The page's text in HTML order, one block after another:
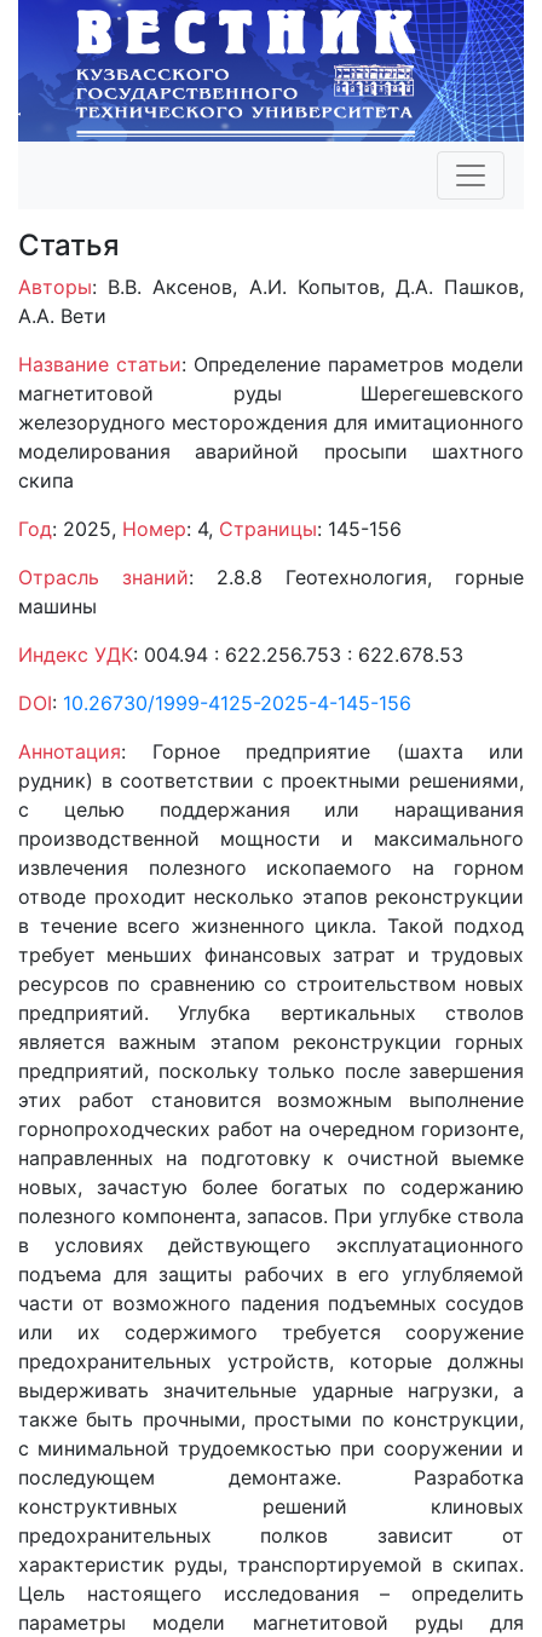
Статья
Авторы: В.В. Аксенов, А.И. Копытов, Д.А. Пашков,
А.А. Вети
Название статьи: Определение параметров модели
магнетитовой руды Шерегешевского
железорудного месторождения для имитационного
моделирования аварийной просыпи шахтного
скипа
Год: 2025, Номер: 4, Страницы: 145-156
Отрасль знаний: 2.8.8 Геотехнология, горные
машины
Индекс УДК: 004.94 : 622.256.753 : 622.678.53
DOI: 10.26730/1999-4125-2025-4-145-156
Аннотация: Горное предприятие (шахта или
рудник) в соответствии с проектными решениями,
с целью поддержания или наращивания
производственной мощности и максимального
извлечения полезного ископаемого на горном
отводе проходит несколько этапов реконструкции
в течение всего жизненного цикла. Такой подход
требует меньших финансовых затрат и трудовых
ресурсов по сравнению со строительством новых
предприятий. Углубка вертикальных стволов
является важным этапом реконструкции горных
предприятий, поскольку только после завершения
этих работ становится возможным выполнение
горнопроходческих работ на очередном горизонте,
направленных на подготовку к очистной выемке
новых, зачастую более богатых по содержанию
полезного компонента, запасов. При углубке ствола
в условиях действующего эксплуатационного
подъема для защиты рабочих в его углубляемой
части от возможного падения подъемных сосудов
или их содержимого требуется сооружение
предохранительных устройств, которые должны
выдерживать значительные ударные нагрузки, а
также быть прочными, простыми по конструкции,
с минимальной трудоемкостью при сооружении и
последующем демонтаже. Разработка
конструктивных решений клиновых
предохранительных полков зависит от
характеристик руды, транспортируемой в скипах.
Цель настоящего исследования – определить
параметры модели магнетитовой руды для